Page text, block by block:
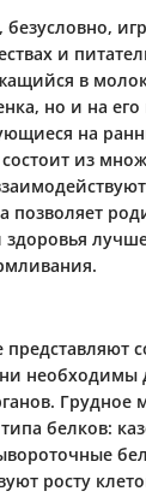
безусловно,
и
в
но и на его
на
из
позволяет
необходимы
Грудное
белков:
росту